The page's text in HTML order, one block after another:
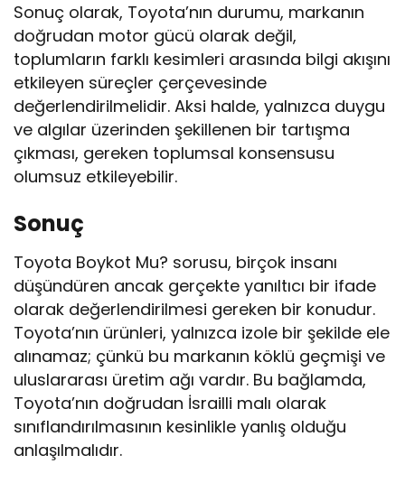
Sonuç olarak, Toyota’nın durumu, markanın
doğrudan motor gücü olarak değil,
toplumların farklı kesimleri arasında bilgi akışını
etkileyen süreçler çerçevesinde
değerlendirilmelidir. Aksi halde, yalnızca duygu
ve algılar üzerinden şekillenen bir tartışma
çıkması, gereken toplumsal konsensusu
olumsuz etkileyebilir.
Sonuç
Toyota Boykot Mu? sorusu, birçok insanı
düşündüren ancak gerçekte yanıltıcı bir ifade
olarak değerlendirilmesi gereken bir konudur.
Toyota’nın ürünleri, yalnızca izole bir şekilde ele
alınamaz; çünkü bu markanın köklü geçmişi ve
uluslararası üretim ağı vardır. Bu bağlamda,
Toyota’nın doğrudan İsrailli malı olarak
sınıflandırılmasının kesinlikle yanlış olduğu
anlaşılmalıdır.